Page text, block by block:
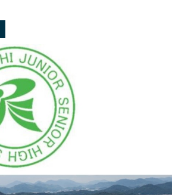
お問い合わせ
POWERING INSPIRED LEADERS™
お問い合わせ
提供するサービスです。
確実に成功させたいものです。
なる方法を学ぶ。
や他人をよりよく理解できるようになります。
促す構造的アプローチ～